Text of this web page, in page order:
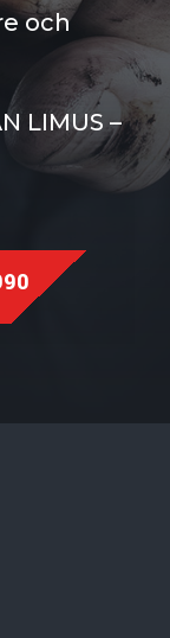
och
LIMUS –